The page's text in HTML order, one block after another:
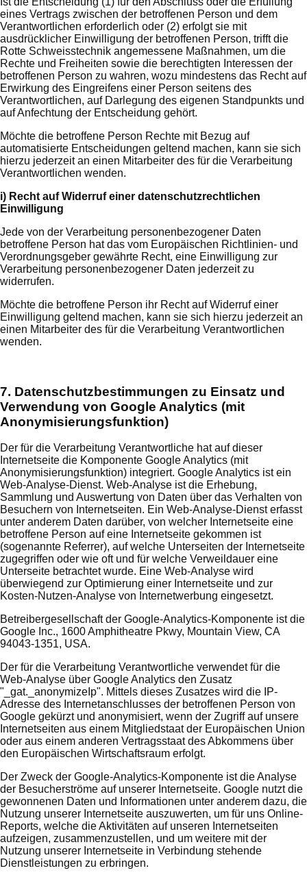
eines Vertrags zwischen der betroffenen Person und dem
Verantwortlichen erforderlich oder (2) erfolgt sie mit
ausdrücklicher Einwilligung der betroffenen Person, trifft die
Rotte Schweisstechnik angemessene Maßnahmen, um die
Rechte und Freiheiten sowie die berechtigten Interessen der
betroffenen Person zu wahren, wozu mindestens das Recht auf
Erwirkung des Eingreifens einer Person seitens des
Verantwortlichen, auf Darlegung des eigenen Standpunkts und
auf Anfechtung der Entscheidung gehört.
Möchte die betroffene Person Rechte mit Bezug auf
automatisierte Entscheidungen geltend machen, kann sie sich
hierzu jederzeit an einen Mitarbeiter des für die Verarbeitung
Verantwortlichen wenden.
i) Recht auf Widerruf einer datenschutzrechtlichen
Einwilligung
Jede von der Verarbeitung personenbezogener Daten
betroffene Person hat das vom Europäischen Richtlinien- und
Verordnungsgeber gewährte Recht, eine Einwilligung zur
Verarbeitung personenbezogener Daten jederzeit zu
widerrufen.
Möchte die betroffene Person ihr Recht auf Widerruf einer
Einwilligung geltend machen, kann sie sich hierzu jederzeit an
einen Mitarbeiter des für die Verarbeitung Verantwortlichen
wenden.
7. Datenschutzbestimmungen zu Einsatz und
Verwendung von Google Analytics (mit
Anonymisierungsfunktion)
Der für die Verarbeitung Verantwortliche hat auf dieser
Internetseite die Komponente Google Analytics (mit
Anonymisierungsfunktion) integriert. Google Analytics ist ein
Web-Analyse-Dienst. Web-Analyse ist die Erhebung,
Sammlung und Auswertung von Daten über das Verhalten von
Besuchern von Internetseiten. Ein Web-Analyse-Dienst erfasst
unter anderem Daten darüber, von welcher Internetseite eine
betroffene Person auf eine Internetseite gekommen ist
(sogenannte Referrer), auf welche Unterseiten der Internetseite
zugegriffen oder wie oft und für welche Verweildauer eine
Unterseite betrachtet wurde. Eine Web-Analyse wird
überwiegend zur Optimierung einer Internetseite und zur
Kosten-Nutzen-Analyse von Internetwerbung eingesetzt.
Betreibergesellschaft der Google-Analytics-Komponente ist die
Google Inc., 1600 Amphitheatre Pkwy, Mountain View, CA
94043-1351, USA.
Der für die Verarbeitung Verantwortliche verwendet für die
Web-Analyse über Google Analytics den Zusatz
"_gat._anonymizeIp". Mittels dieses Zusatzes wird die IP-
Adresse des Internetanschlusses der betroffenen Person von
Google gekürzt und anonymisiert, wenn der Zugriff auf unsere
Internetseiten aus einem Mitgliedstaat der Europäischen Union
oder aus einem anderen Vertragsstaat des Abkommens über
den Europäischen Wirtschaftsraum erfolgt.
Der Zweck der Google-Analytics-Komponente ist die Analyse
der Besucherströme auf unserer Internetseite. Google nutzt die
gewonnenen Daten und Informationen unter anderem dazu, die
Nutzung unserer Internetseite auszuwerten, um für uns Online-
Reports, welche die Aktivitäten auf unseren Internetseiten
aufzeigen, zusammenzustellen, und um weitere mit der
Nutzung unserer Internetseite in Verbindung stehende
Dienstleistungen zu erbringen.